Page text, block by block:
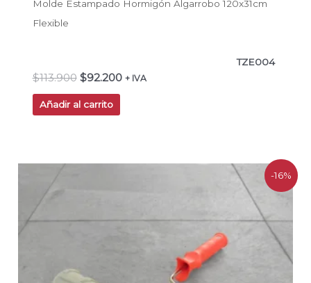
Molde Estampado Hormigón Algarrobo 120x31cm
Flexible
TZE004
$113.900 $92.200 + IVA
Añadir al carrito
-16%
$19.990.$16.798.